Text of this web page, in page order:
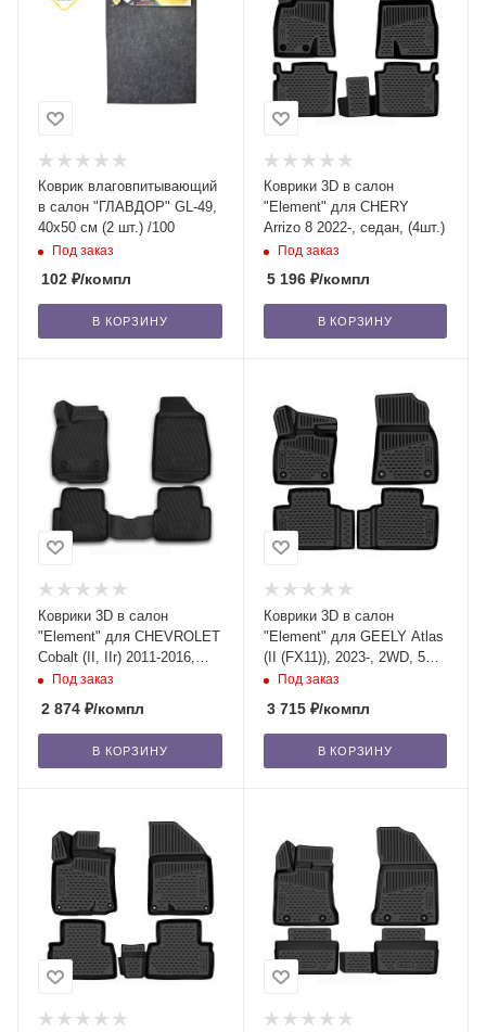
Коврик влаговпитывающий
в салон "ГЛАВДОР" GL-49,
40x50 см (2 шт.) /100
Под заказ
102 ₽/компл
В КОРЗИНУ
Коврики 3D в салон
"Element" для CHERY
Arrizo 8 2022-, седан, (4шт.)
Под заказ
5 196₽/компл
В КОРЗИНУ
Коврики 3D в салон
"Element" для CHEVROLET
Cobalt (II, IIr) 2011-2016,
2016-2020, (4 шт.)
Под заказ
2 874 ₽/компл
В КОРЗИНУ
Коврики 3D в салон
"Element" для GEELY Atlas
(II (FX11)), 2023-, 2WD, 5
дв. (4шт.)
Под заказ
3 715₽/компл
В КОРЗИНУ